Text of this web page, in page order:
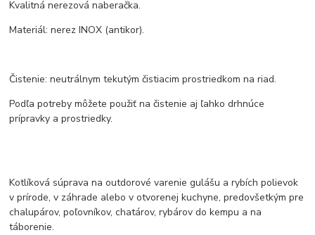
Kvalitná nerezová naberačka.
Materiál: nerez INOX (antikor).
Čistenie: neutrálnym tekutým čistiacim prostriedkom na riad.
Podľa potreby môžete použiť na čistenie aj ľahko drhnúce
prípravky a prostriedky.
Kotlíková súprava na outdorové varenie gulášu a rybích polievok
v prírode, v záhrade alebo v otvorenej kuchyne, predovšetkým pre
chalupárov, poľovníkov, chatárov, rybárov do kempu a na
táborenie.